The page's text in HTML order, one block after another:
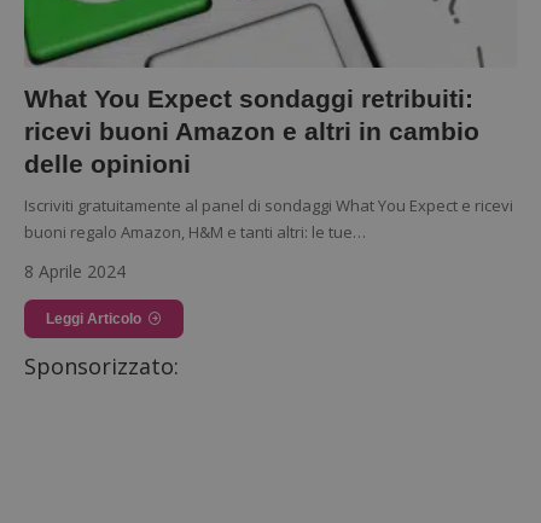
What You Expect sondaggi retribuiti:
ricevi buoni Amazon e altri in cambio
delle opinioni
Iscriviti gratuitamente al panel di sondaggi What You Expect e ricevi
buoni regalo Amazon, H&M e tanti altri: le tue…
8 Aprile 2024
Leggi Articolo
Sponsorizzato: